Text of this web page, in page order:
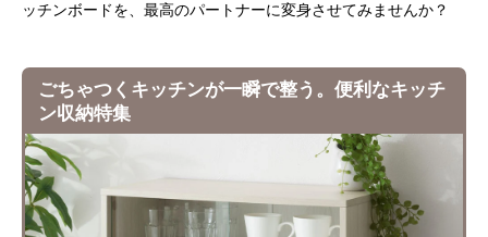
ッチンボードを、最高のパートナーに変身させてみませんか？
ごちゃつくキッチンが一瞬で整う。便利なキッチ
ン収納特集